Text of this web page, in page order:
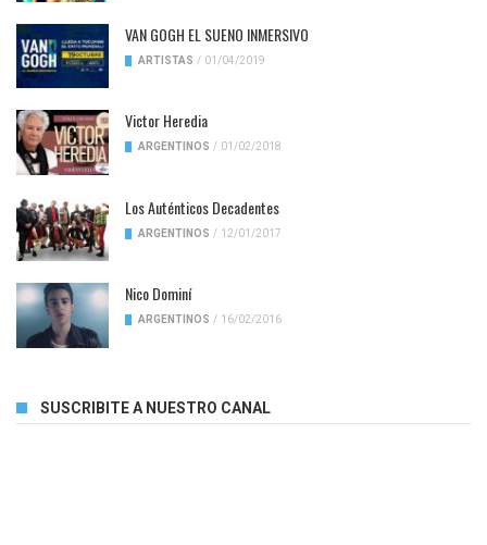
VAN GOGH EL SUENO INMERSIVO
ARTISTAS / 01/04/2019
Victor Heredia
ARGENTINOS / 01/02/2018
Los Auténticos Decadentes
ARGENTINOS / 12/01/2017
Nico Dominí
ARGENTINOS / 16/02/2016
SUSCRIBITE A NUESTRO CANAL